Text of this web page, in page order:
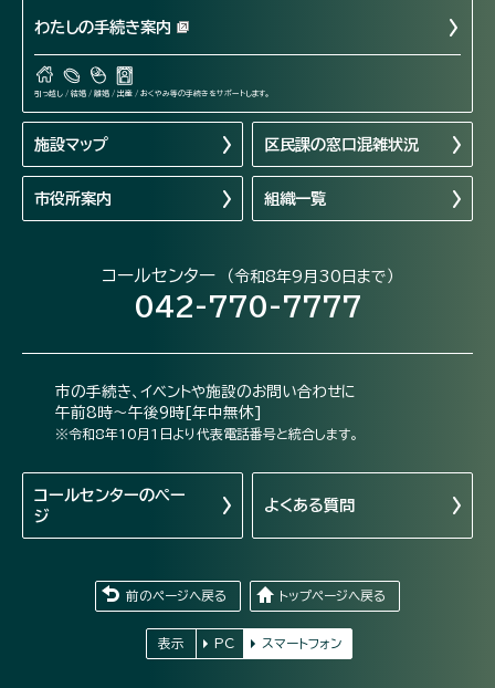
わたしの手続き案内
引っ越し / 結婚 / 離婚 / 出産 / おくやみ等の手続きをサポートします。
施設マップ 区民課の窓口混雑状況
市役所案内 組織一覧
コールセンター （令和8年9月30日まで）
042-770-7777
市の手続き、イベントや施設のお問い合わせに
午前8時～午後9時[年中無休]
※令和8年10月1日より代表電話番号と統合します。
コールセンターのペー
ジ
よくある質問
前のページへ戻る トップページへ戻る
表示 PC スマートフォン